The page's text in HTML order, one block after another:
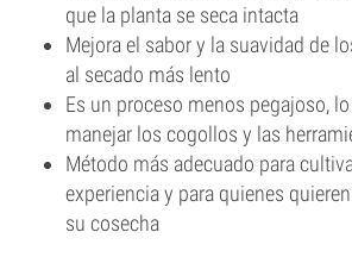
que la planta se seca intacta
Mejora el sabor y la suavidad de
al secado más lento
Es un proceso menos pegajoso,
manejar los cogollos y las
Método más adecuado para
experiencia y para quienes
su cosecha